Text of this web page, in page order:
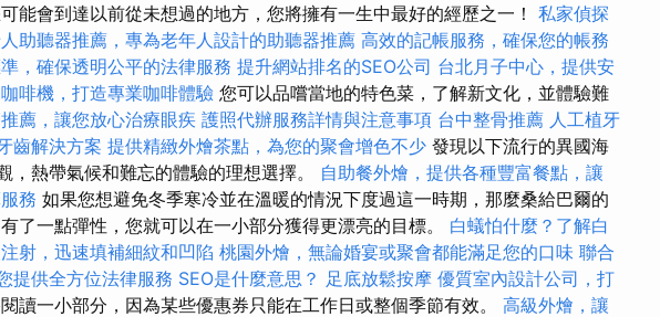
能會到達以前從未想過的地方，您將擁有一生中最好的經歷之一！ 私家偵探
助聽器推薦，專為老年人設計的助聽器推薦 高效的記帳服務，確保您的帳務
，確保透明公平的法律服務 提升網站排名的SEO公司 台北月子中心，提供安
啡機，打造專業咖啡體驗 您可以品嚐當地的特色菜，了解新文化，並體驗難
薦，讓您放心治療眼疾 護照代辦服務詳情與注意事項 台中整骨推薦 人工植牙
齒解決方案 提供精緻外燴茶點，為您的聚會增色不少 發現以下流行的異國海
，熱帶氣候和難忘的體驗的理想選擇。 自助餐外燴，提供各種豐富餐點，讓
務 如果您想避免冬季寒冷並在溫暖的情況下度過這一時期，那麼桑給巴爾的
了一點彈性，您就可以在一小部分獲得更漂亮的目標。 白蟻怕什麼？了解白
射，迅速填補細紋和凹陷 桃園外燴，無論婚宴或聚會都能滿足您的口味 聯合
提供全方位法律服務 SEO是什麼意思？ 足底放鬆按摩 優質室內設計公司，打
讀一小部分，因為某些優惠券只能在工作日或整個季節有效。 高級外燴，讓